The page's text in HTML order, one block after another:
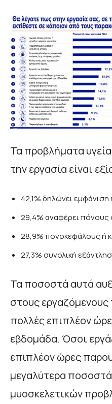
Τα προβλήματα
την εργασία είναι
42,1% δηλώνει
29,4% αναφέρει
28,9% πονοκεφάλους ή
27,3% συνολική
Τα ποσοστά αυτά
στους
πολλές επιπλέον
εβδομάδα. Όσοι
επιπλέον ώρες
μεγαλύτερα
μυοσκελετικών